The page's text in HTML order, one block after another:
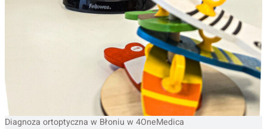
Diagnoza ortoptyczna w Błoniu w 4OneMedica